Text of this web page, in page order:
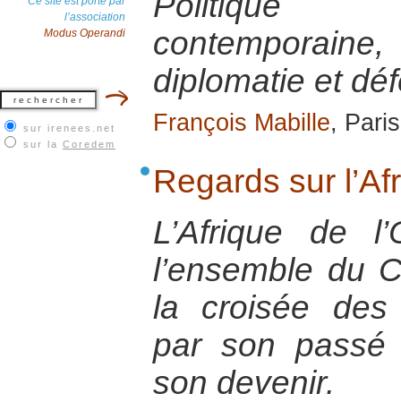
l’association
Modus Operandi
sur irenees.net
sur la Coredem
diplomatie et
François Mabille,
Regards sur
L’Afrique de
l’ensemble du
la croisée des
par son passé
son devenir.